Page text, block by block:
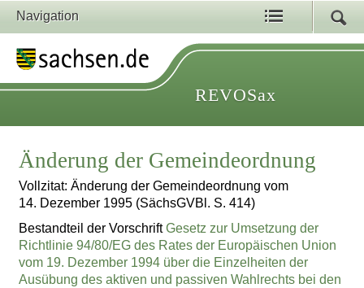
Navigation
REVOSax
Änderung der Gemeindeordnung
Vollzitat: Änderung der Gemeindeordnung vom
14. Dezember 1995 (SächsGVBl. S. 414)
Bestandteil der VorschriftGesetz zur Umsetzung der
Richtlinie 94/80/EG des Rates der Europäischen Union
vom 19. Dezember 1994 über die Einzelheiten der
Ausübung des aktiven und passiven Wahlrechts bei den